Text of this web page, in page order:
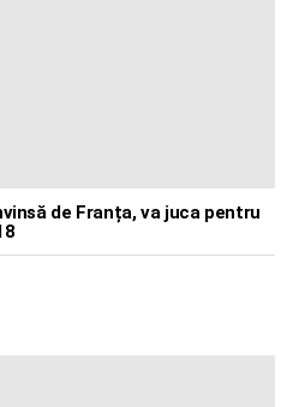
de Franța, va juca pentru